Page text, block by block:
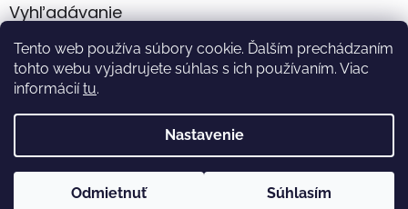
Tento web používa súbory cookie. Ďalším prechádzaním
tohto webu vyjadrujete súhlas s ich používaním. Viac
informáciítu.
Nastavenie
Odmietnuť Súhlasím
Vyhľadávanie
HĽADAŤ
Vytvoril Shoptet
Copyright 2026Akumulator.sk . Všetky práva vyhradené.